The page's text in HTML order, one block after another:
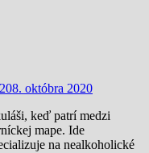
8. októbra 2020
keď patrí medzi
mape. Ide
na nealkoholické